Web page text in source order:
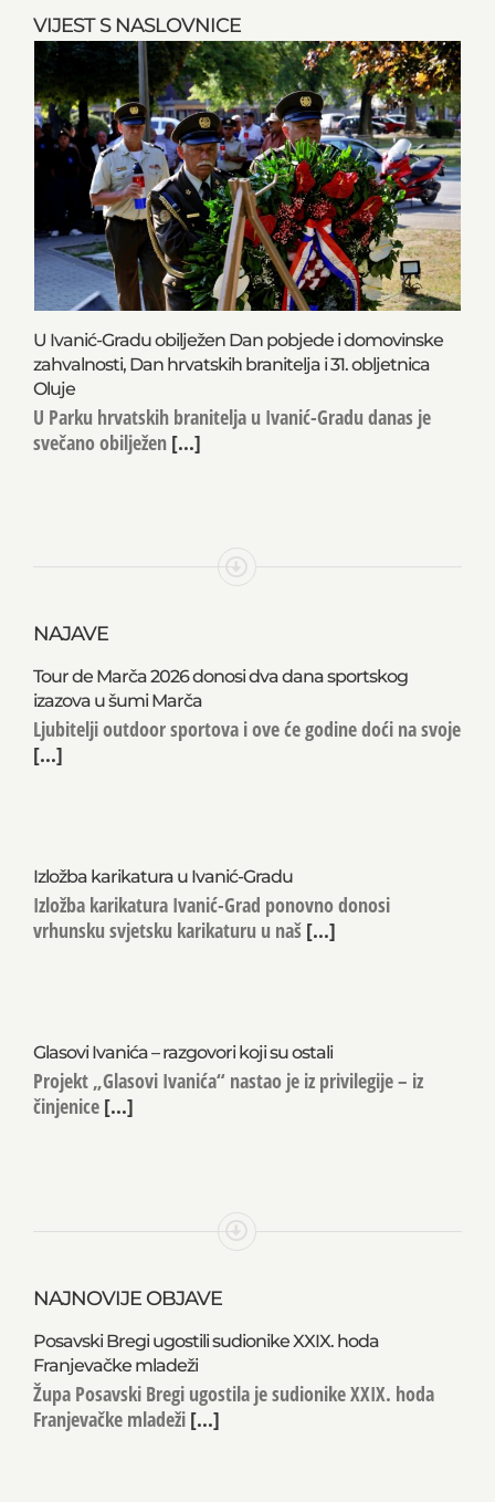
VIJEST S NASLOVNICE
U Ivanić-Gradu obilježen Dan pobjede i domovinske
zahvalnosti, Dan hrvatskih branitelja i 31. obljetnica
Oluje
U Parku hrvatskih branitelja u Ivanić-Gradu danas je
svečano obilježen [...]
NAJAVE
Tour de Marča 2026 donosi dva dana sportskog
izazova u šumi Marča
Ljubitelji outdoor sportova i ove će godine doći na svoje
[...]
Izložba karikatura u Ivanić-Gradu
Izložba karikatura Ivanić-Grad ponovno donosi
vrhunsku svjetsku karikaturu u naš [...]
Glasovi Ivanića – razgovori koji su ostali
Projekt „Glasovi Ivanića“ nastao je iz privilegije – iz
činjenice [...]
NAJNOVIJE OBJAVE
Posavski Bregi ugostili sudionike XXIX. hoda
Franjevačke mladeži
Župa Posavski Bregi ugostila je sudionike XXIX. hoda
Franjevačke mladeži [...]